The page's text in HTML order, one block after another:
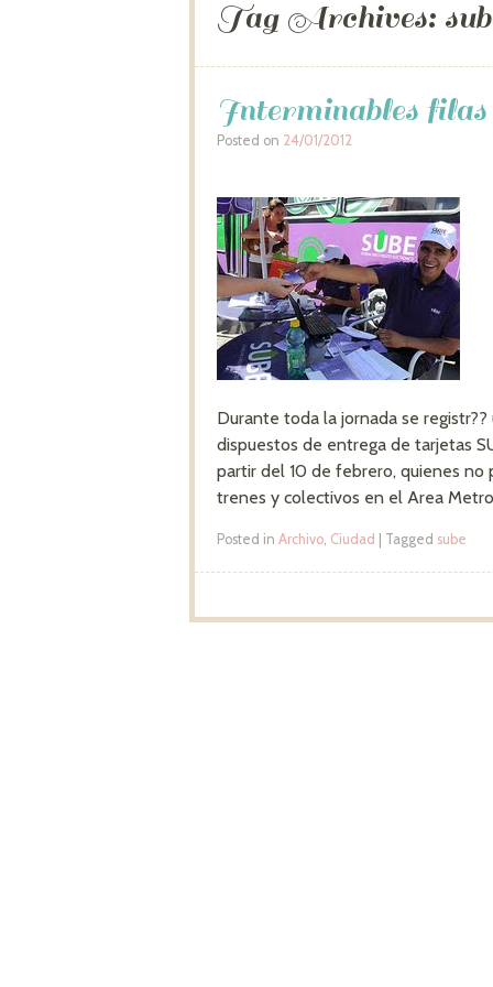
Tag Archives:
Interminables
Posted on 24/01/2012
Durante toda la jornada se
dispuestos de entrega de tarjetas
partir del 10 de febrero, quienes no
trenes y colectivos en el Area
Posted in Archivo, Ciudad Tagged sube
Post navigation